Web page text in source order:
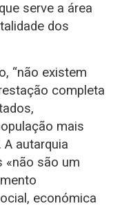
serve a área
dos
“não existem
completa
mais
A autarquia
«não são um
económica